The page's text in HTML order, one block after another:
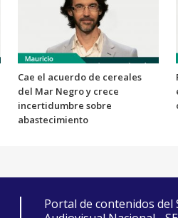
Cae el acuerdo de cereales
del Mar Negro y crece
incertidumbre sobre
abastecimiento
Portal de contenidos del